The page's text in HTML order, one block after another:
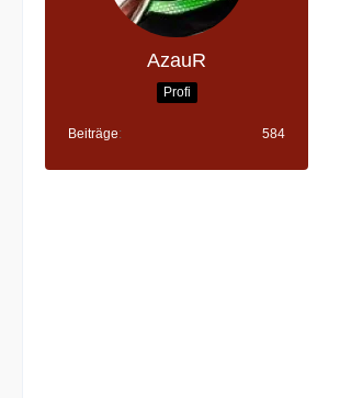
AzauR
Profi
Beiträge 584